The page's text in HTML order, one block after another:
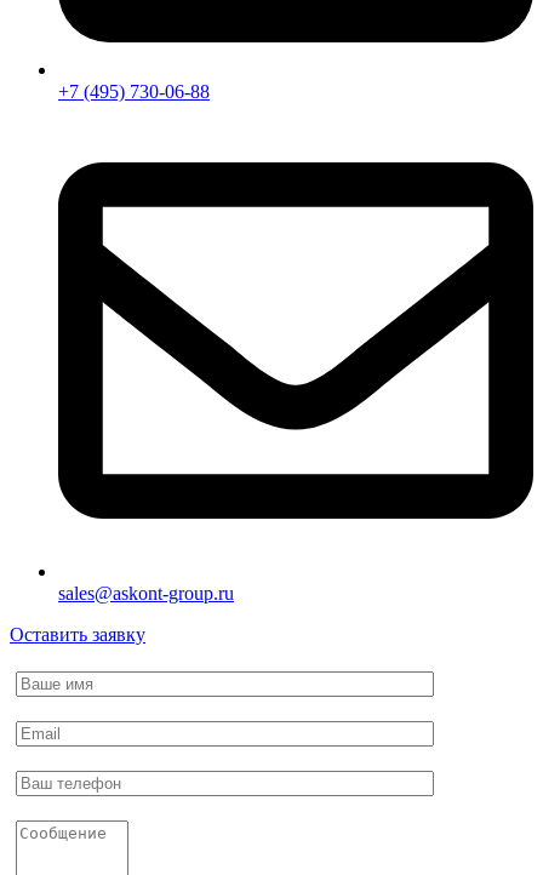
+7 (495) 730-06-88
sales@askont-group.ru
Оставить заявку